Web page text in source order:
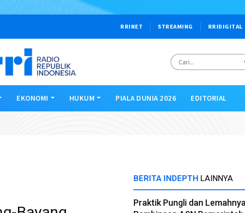
RRINET STREAMING RRIDIGITAL
EKONOMI HUKUM PIALA DUNIA 2026 EDITORIAL
BERITA INDEPTH LAINNYA
Praktik Pungli dan